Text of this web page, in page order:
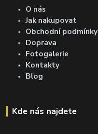
O nás
Jak nakupovat
Obchodní podmínky
Doprava
Fotogalerie
Kontakty
Blog
Kde nás najdete